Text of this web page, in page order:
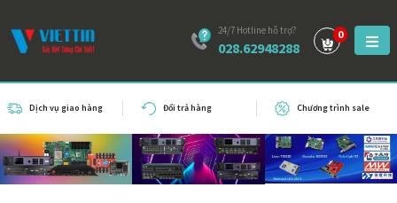
24/7 Hotline hỗ trợ?
028.62948288
0
Dịch vụ giao hàng Đổi trả hàng Chương trình sale